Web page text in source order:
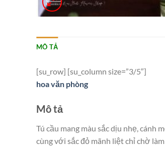
MÔ TẢ
[su_row] [su_column size=”3/5″]
hoa văn phòng
Mô tả
Tú cầu mang màu sắc dịu nhẹ, cánh
cùng với sắc đỏ mãnh liệt chỉ chờ